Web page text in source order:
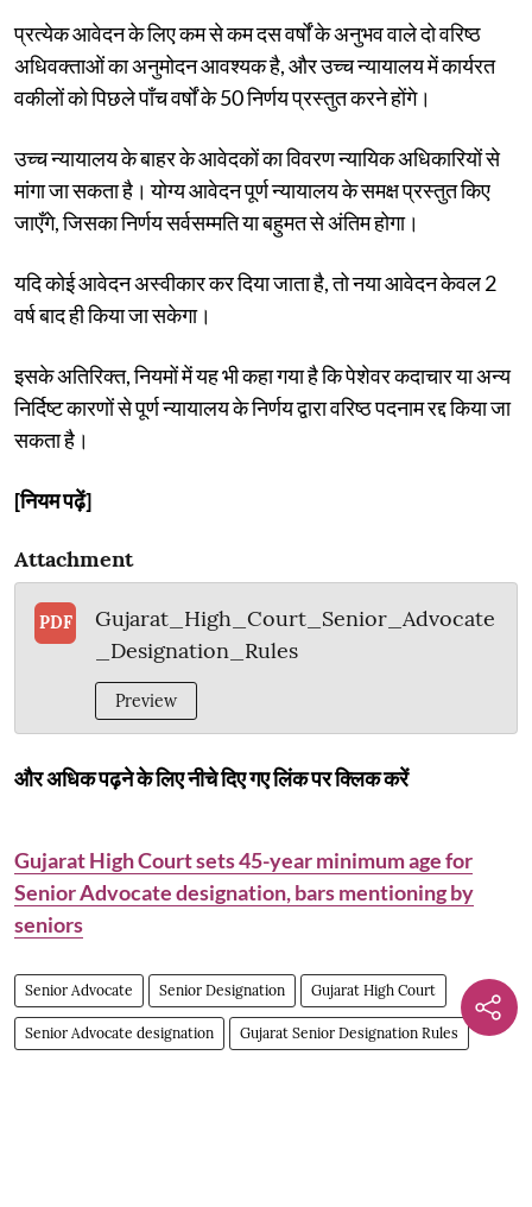
प्रत्येक आवेदन के लिए कम से कम दस वर्षों के अनुभव वाले दो वरिष्ठ
अधिवक्ताओं का अनुमोदन आवश्यक है, और उच्च न्यायालय में कार्यरत
वकीलों को पिछले पाँच वर्षों के 50 निर्णय प्रस्तुत करने होंगे।
उच्च न्यायालय के बाहर के आवेदकों का विवरण न्यायिक अधिकारियों से
मांगा जा सकता है। योग्य आवेदन पूर्ण न्यायालय के समक्ष प्रस्तुत किए
जाएँगे, जिसका निर्णय सर्वसम्मति या बहुमत से अंतिम होगा।
यदि कोई आवेदन अस्वीकार कर दिया जाता है, तो नया आवेदन केवल 2
वर्ष बाद ही किया जा सकेगा।
इसके अतिरिक्त, नियमों में यह भी कहा गया है कि पेशेवर कदाचार या अन्य
निर्दिष्ट कारणों से पूर्ण न्यायालय के निर्णय द्वारा वरिष्ठ पदनाम रद्द किया जा
सकता है।
[नियम पढ़ें]
Attachment
PDF
Gujarat_High_Court_Senior_Advocate
_Designation_Rules
Preview
और अधिक पढ़ने के लिए नीचे दिए गए लिंक पर क्लिक करें
Gujarat High Court sets 45-year minimum age for
Senior Advocate designation, bars mentioning by
seniors
Senior Advocate Senior Designation Gujarat High Court
Senior Advocate designation Gujarat Senior Designation Rules